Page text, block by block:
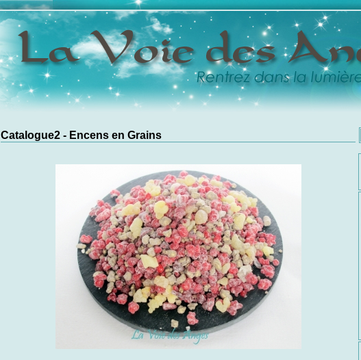
Catalogue2 - Encens en Grains